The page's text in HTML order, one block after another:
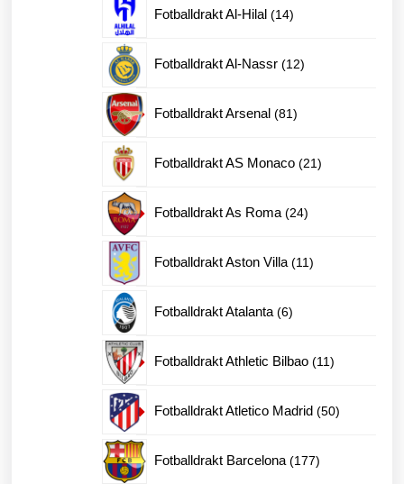
Fotballdrakt Al-Hilal 1414
Fotballdrakt Al-Nassr 1212
Fotballdrakt Arsenal 8181
Fotballdrakt AS Monaco 2121
Fotballdrakt As Roma 2424
Fotballdrakt Aston Villa 1111
Fotballdrakt Atalanta 66
Fotballdrakt Athletic Bilbao 1111
Fotballdrakt Atletico Madrid 5050
Fotballdrakt Barcelona 177177